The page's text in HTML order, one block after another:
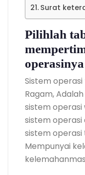
Surat
Pilihlah
operasinya
Sistem
Ragam,
sistem
sistem operasi
sistem
Mempunyai